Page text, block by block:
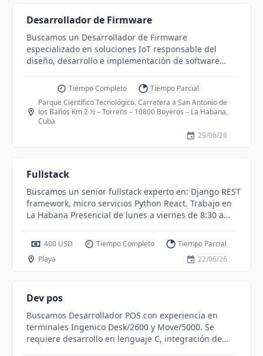
Desarrollador de Firmware
Buscamos un Desarrollador de Firmware
especializado en soluciones IoT responsable del
diseño, desarrollo e implementación de software
Tiempo Completo
Tiempo Parcial
Parque Científico Tecnológico. Carretera a San Antonio de
los Baños Km 2 ½ – Torrens – 10800 Boyeros – La Habana,
Cuba
29/06/26
Fullstack
Buscamos un senior fullstack experto en: Django REST
framework, micro servicios Python React. Trabajo en
La Habana Presencial de lunes a viernes de 8:30 a
400 USD Tiempo Completo
Tiempo Parcial
Playa
22/06/26
Dev pos
Buscamos Desarrollador POS con experiencia en
terminales Ingenico Desk/2600 y Move/5000. Se
requiere desarrollo en lenguaje C, integración de